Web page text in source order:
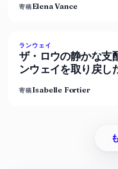
寄稿Elena Vance
ランウェイ
ザ・ロウの静かな支
ンウェイを取り戻し
寄稿Isabelle Fortier